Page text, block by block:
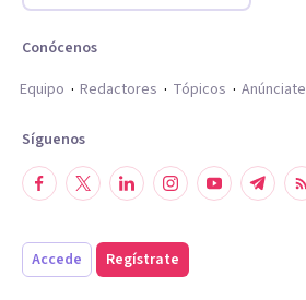
Conócenos
Equipo
Redactores Tópicos Anúnciate
Síguenos
Accede Regístrate